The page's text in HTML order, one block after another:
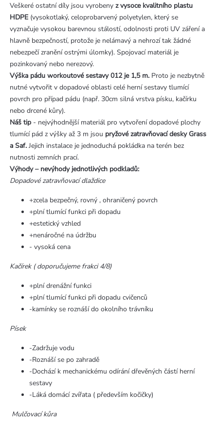
Veškeré ostatní díly jsou vyrobeny z vysoce kvalitního plastu
HDPE (vysokotlaký, celoprobarvený polyetylen, který se
vyznačuje vysokou barevnou stálostí, odolnosti proti UV záření a
hlavně bezpečností, protože je nelámavý a nehrozí tak žádné
nebezpečí zranění ostrými úlomky). Spojovací materiál je
pozinkovaný nebo nerezový.
Výška pádu workoutové sestavy 012 je 1,5 m. Proto je nezbytně
nutné vytvořit v dopadové oblasti celé herní sestavy tlumící
povrch pro případ pádu (např. 30cm silná vrstva písku, kačírku
nebo drcené kůry).
Náš tip - nejvýhodnější materiál pro vytvoření dopadové plochy
tlumící pád z výšky až 3 m jsou pryžové zatravňovací desky Grass
a Saf. Jejich instalace je jednoduchá pokládka na terén bez
nutnosti zemních prací.
Výhody – nevýhody jednotlivých podkladů:
Dopadové zatravňovací dlaždice
+zcela bezpečný, rovný , ohraničený povrch
+plní tlumící funkci při dopadu
+estetický vzhled
+nenáročné na údržbu
- vysoká cena
Kačírek ( doporučujeme frakci 4/8)
+plní drenážní funkci
+plní tlumící funkci při dopadu cvičenců
-kamínky se roznáší do okolního trávníku
Písek
-Zadržuje vodu
-Roznáší se po zahradě
-Dochází k mechanickému odírání dřevěných částí herní
sestavy
-Láká domácí zvířata ( především kočičky)
Mulčovací kůra